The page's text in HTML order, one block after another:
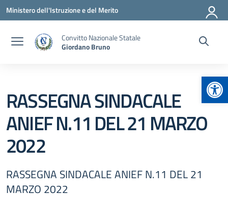
Vai ai contenuti
Vai al menu di navigazione
Vai al footer
Ministero dell'Istruzione e del Merito
Convitto Nazionale Statale
Giordano Bruno
RASSEGNA SINDACALE
ANIEF N.11 DEL 21 MARZO
2022
RASSEGNA SINDACALE ANIEF N.11 DEL 21
MARZO 2022